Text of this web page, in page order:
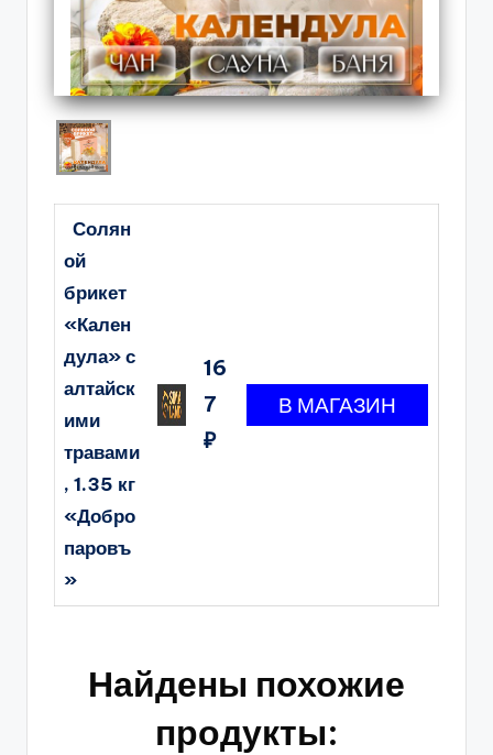
Солян
ой
брикет
«Кален
дула» с
алтайск
ими
травами
, 1.35 кг
«Добро
паровъ
»
16
7
₽
Найдены похожие
продукты: